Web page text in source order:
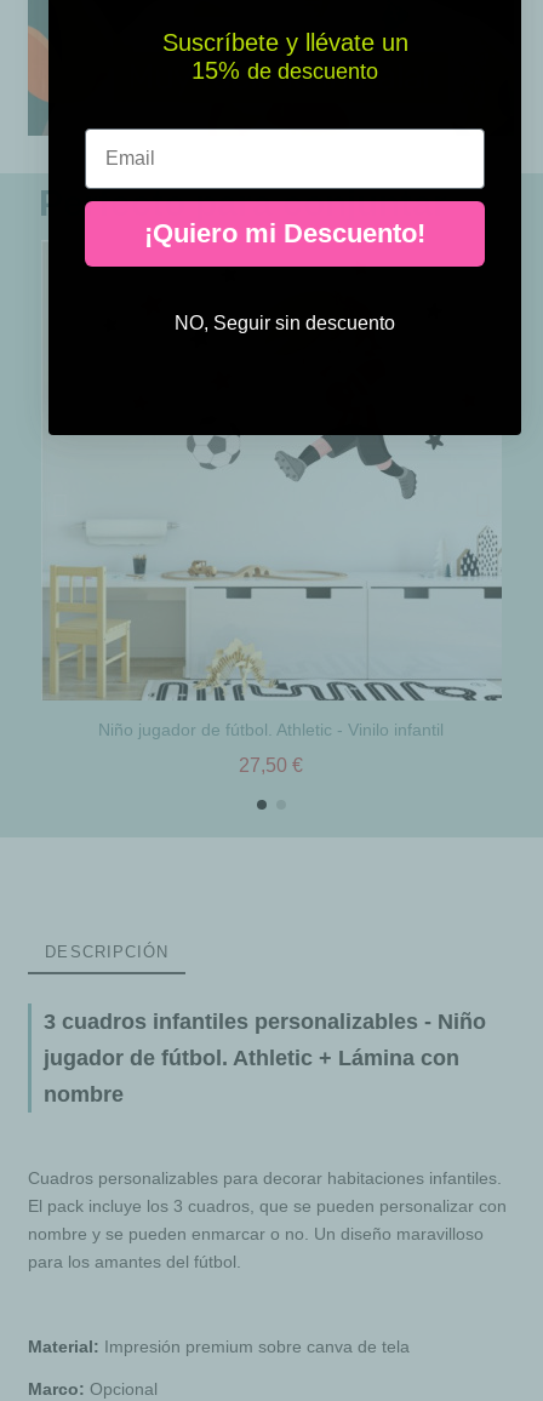
Perfecto para conjuntar
Niño jugador de fútbol. Athletic - Vinilo infantil
27,50 €
DESCRIPCIÓN
3 cuadros infantiles personalizables - Niño
jugador de fútbol. Athletic + Lámina con
nombre
Cuadros personalizables para decorar habitaciones infantiles.
El pack incluye los 3 cuadros, que se pueden personalizar con
nombre y se pueden enmarcar o no. Un diseño maravilloso
para los amantes del fútbol.
Material: Impresión premium sobre canva de tela
Marco:Opcional
Suscríbete y llévate un
15% ​​ de descuento
Email
¡Quiero mi Descuento!
NO, Seguir sin descuento